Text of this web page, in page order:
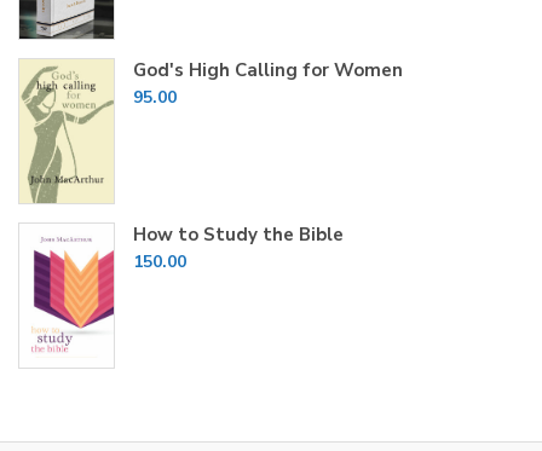
God's High Calling for Women
95.00
How to Study the Bible
150.00